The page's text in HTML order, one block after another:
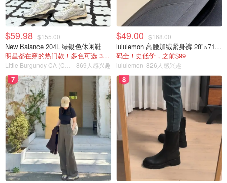
$59.98 $155.00
New Balance 204L 绿银色休闲鞋
明星都在穿的热门款！多色可选 3.8折
869人感兴趣
$49.00 $168.00
lululemon 高腰加绒紧身裤 28"≈71cm 5个口袋
码全！史低价，之前$99
lululemon 826人感兴趣
7 8